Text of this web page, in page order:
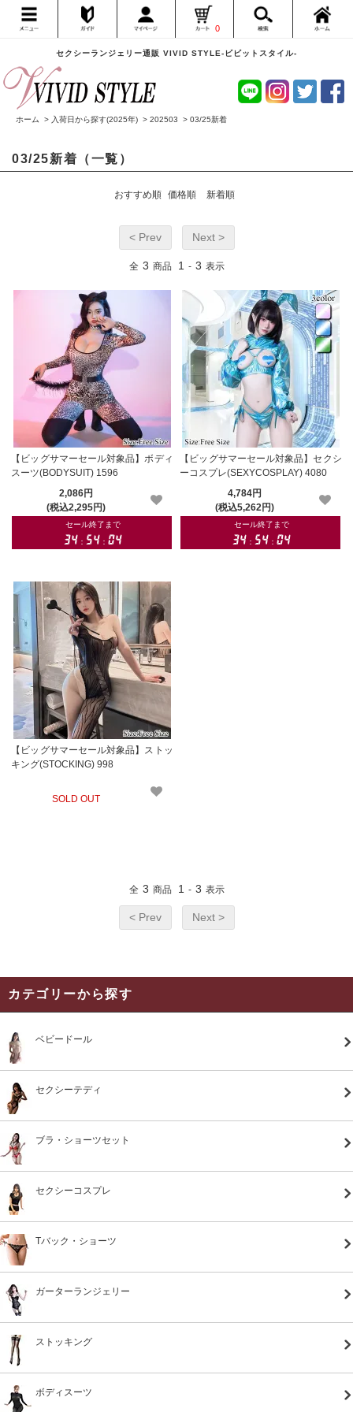
セクシーランジェリー通販 VIVID STYLE-ビビットスタイル-
0
ホーム > 入荷日から探す(2025年) > 202503 > 03/25新着
03/25新着（一覧）
おすすめ順 価格順 新着順
< Prev Next >
全 3 商品 1 - 3 表示
【ビッグサマーセール対象品】ボディ
スーツ(BODYSUIT) 1596
2,086円
(税込2,295円)
【ビッグサマーセール対象品】セクシ
ーコスプレ(SEXYCOSPLAY) 4080
4,784円
(税込5,262円)
【ビッグサマーセール対象品】ストッ
キング(STOCKING) 998
SOLD OUT
全 3 商品 1 - 3 表示
< Prev Next >
カテゴリーから探す
ベビードール
セクシーテディ
ブラ・ショーツセット
セクシーコスプレ
Tバック・ショーツ
ガーターランジェリー
ストッキング
ボディスーツ